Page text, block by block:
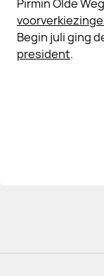
Pirmin Olde
Begin juli ging
president.